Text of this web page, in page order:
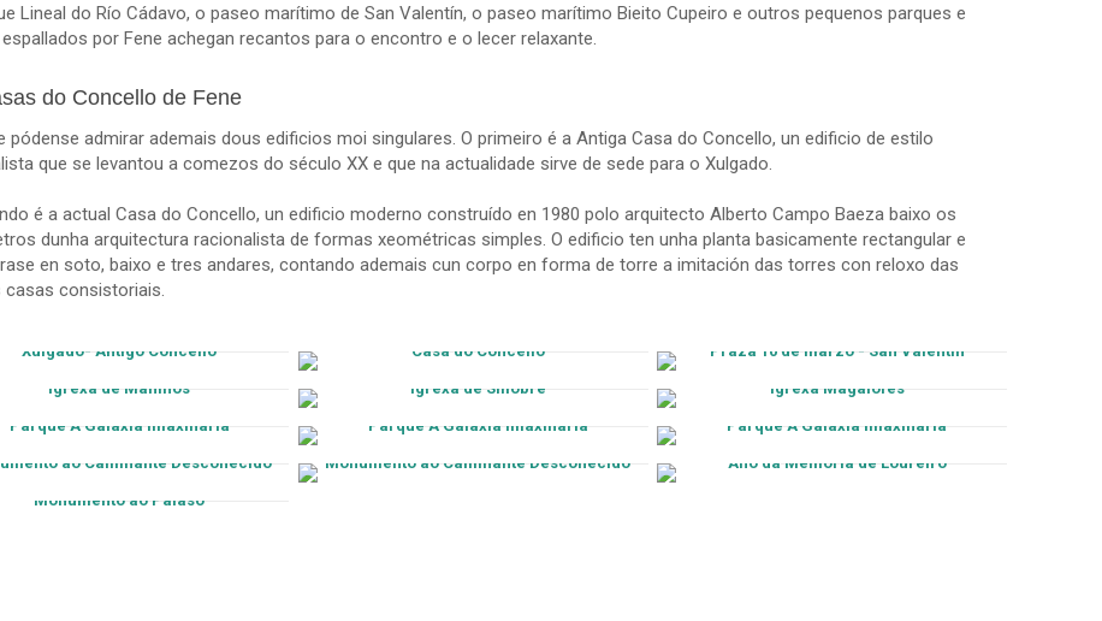
Lineal do Río Cádavo, o paseo marítimo de San Valentín, o paseo marítimo Bieito Cupeiro e outros pequenos parques e
por Fene achegan recantos para o encontro e o lecer relaxante.
do Concello de Fene
pódense admirar ademais dous edificios moi singulares. O primeiro é a Antiga Casa do Concello, un edificio de estilo
que se levantou a comezos do século XX e que na actualidade sirve de sede para o Xulgado.
é a actual Casa do Concello, un edificio moderno construído en 1980 polo arquitecto Alberto Campo Baeza baixo os
dunha arquitectura racionalista de formas xeométricas simples. O edificio ten unha planta basicamente rectangular e
en soto, baixo e tres andares, contando ademais cun corpo en forma de torre a imitación das torres con reloxo das
casas consistoriais.